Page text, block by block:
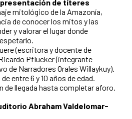
de títeres
mitológico de la Amazonía,
de conocer los mitos y las
y valorar el lugar donde
(escritora y docente de
Pflucker (integrante
de Narradores Orales Willaykuy).
entre 6 y 10 años de edad.
de llegada hasta completar aforo.
Abraham Valdelomar-